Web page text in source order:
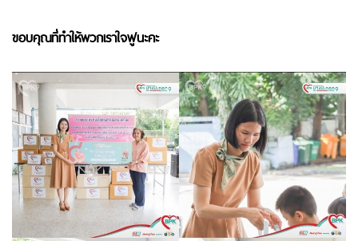
ขอบคุณที่ทำให้พวกเราใจฟูนะคะ